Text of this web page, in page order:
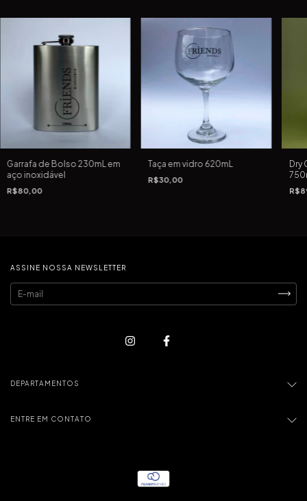
Garrafa de Bolso 230mL em
aço inoxidável
R$80,00
Taça em vidro 620mL
R$30,00
Dry
ASSINE NOSSA NEWSLETTER
DEPARTAMENTOS
ENTRE EM CONTATO